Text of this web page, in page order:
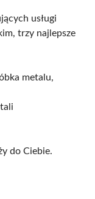
usługi
trzy najlepsze
metalu,
do Ciebie.